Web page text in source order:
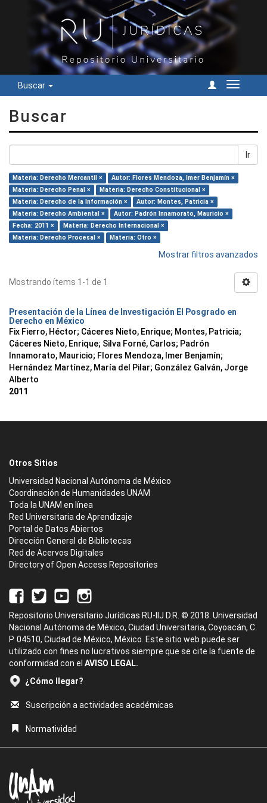
Buscar
Cambiar
Buscar
Ir
Materia: Derecho Mercantil ×
Autor: Flores Mendoza, Imer Benjamín ×
Materia: Derecho Penal ×
Materia: Derecho Constitucional ×
Materia: Derecho de la Información ×
Autor: Montes, Patricia ×
Materia: Derecho Ambiental ×
Autor: Padrón Innamorato, Mauricio ×
Fecha: 2011 ×
Materia: Derecho Internacional ×
Materia: Derecho Procesal ×
Materia: Otro ×
Mostrar filtros avanzados
Mostrando ítems 1-1 de 1
Presentación de la Línea de Investigación El Posgrado en
Derecho en México
Fix Fierro, Héctor; Cáceres Nieto, Enrique; Montes, Patricia;
Cáceres Nieto, Enrique; Silva Forné, Carlos; Padrón
Innamorato, Mauricio; Flores Mendoza, Imer Benjamín;
Hernández Martínez, María del Pilar; González Galván, Jorge
Alberto
2011
Otros Sitios
Universidad Nacional Autónoma de México
Coordinación de Humanidades UNAM
Toda la UNAM en línea
Red Universitaria de Aprendizaje
Portal de Datos Abiertos
Dirección General de Bibliotecas
Red de Acervos Digitales
Directory of Open Access Repositories
Repositorio Universitario Jurídicas RU-IIJ D.R. © 2018. Universidad
Nacional Autónoma de México, Ciudad Universitaria, Coyoacán, C.
P. 04510, Ciudad de México, México. Este sitio web puede ser
utilizado con fines no lucrativos siempre que se cite la fuente de
conformidad con el AVISO LEGAL.
¿Cómo llegar?
Suscripción a actividades académicas
Normatividad